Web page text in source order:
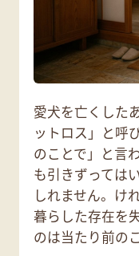
愛犬を亡くした
ットロス」と呼
のことで」と言
も引きずっては
しれません。け
暮らした存在を
のは当たり前の